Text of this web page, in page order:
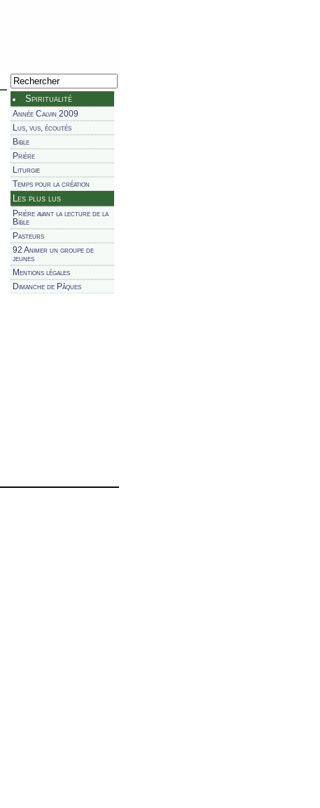
Spiritualité
Année Calvin 2009
Lus, vus, écoutés
Bible
Prière
Liturgie
Temps pour la création
Les plus lus
Prière avant la lecture de la
Bible
Pasteurs
92 Animer un groupe de
jeunes
Mentions légales
Dimanche de Pâques